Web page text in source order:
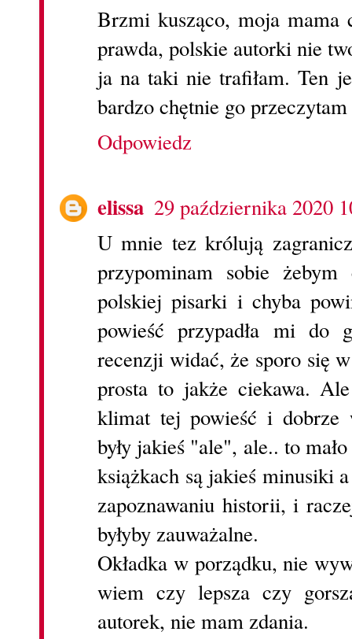
Brzmi kusząco, moja mama
prawda, polskie autorki nie
ja na taki nie trafiłam. Ten
bardzo chętnie go
Odpowiedz
elissa 29 października 2020
U mnie tez królują
przypominam sobie
polskiej pisarki i chyba
powieść przypadła mi do
recenzji widać, że sporo się
prosta to jakże ciekawa.
klimat tej powieść i dobrze
były jakieś "ale", ale.. to
książkach są jakieś minusiki
zapoznawaniu historii, i
byłyby zauważalne.
Okładka w porządku, nie
wiem czy lepsza czy
autorek, nie mam zdania.